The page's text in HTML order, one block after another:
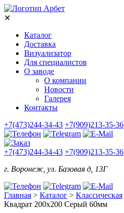
✕
Каталог
Доставка
Визуализатор
Для специалистов
О заводе
О компании
Новости
Галерея
Контакты
+7(473)244-34-43 +7(909)213-35-36
+7(473)244-34-43 +7(909)213-35-36
г. Воронеж, ул. Базовая д, 13Г
Главная > Каталог > Классическая
Квадрат 200х200 Серый 60мм